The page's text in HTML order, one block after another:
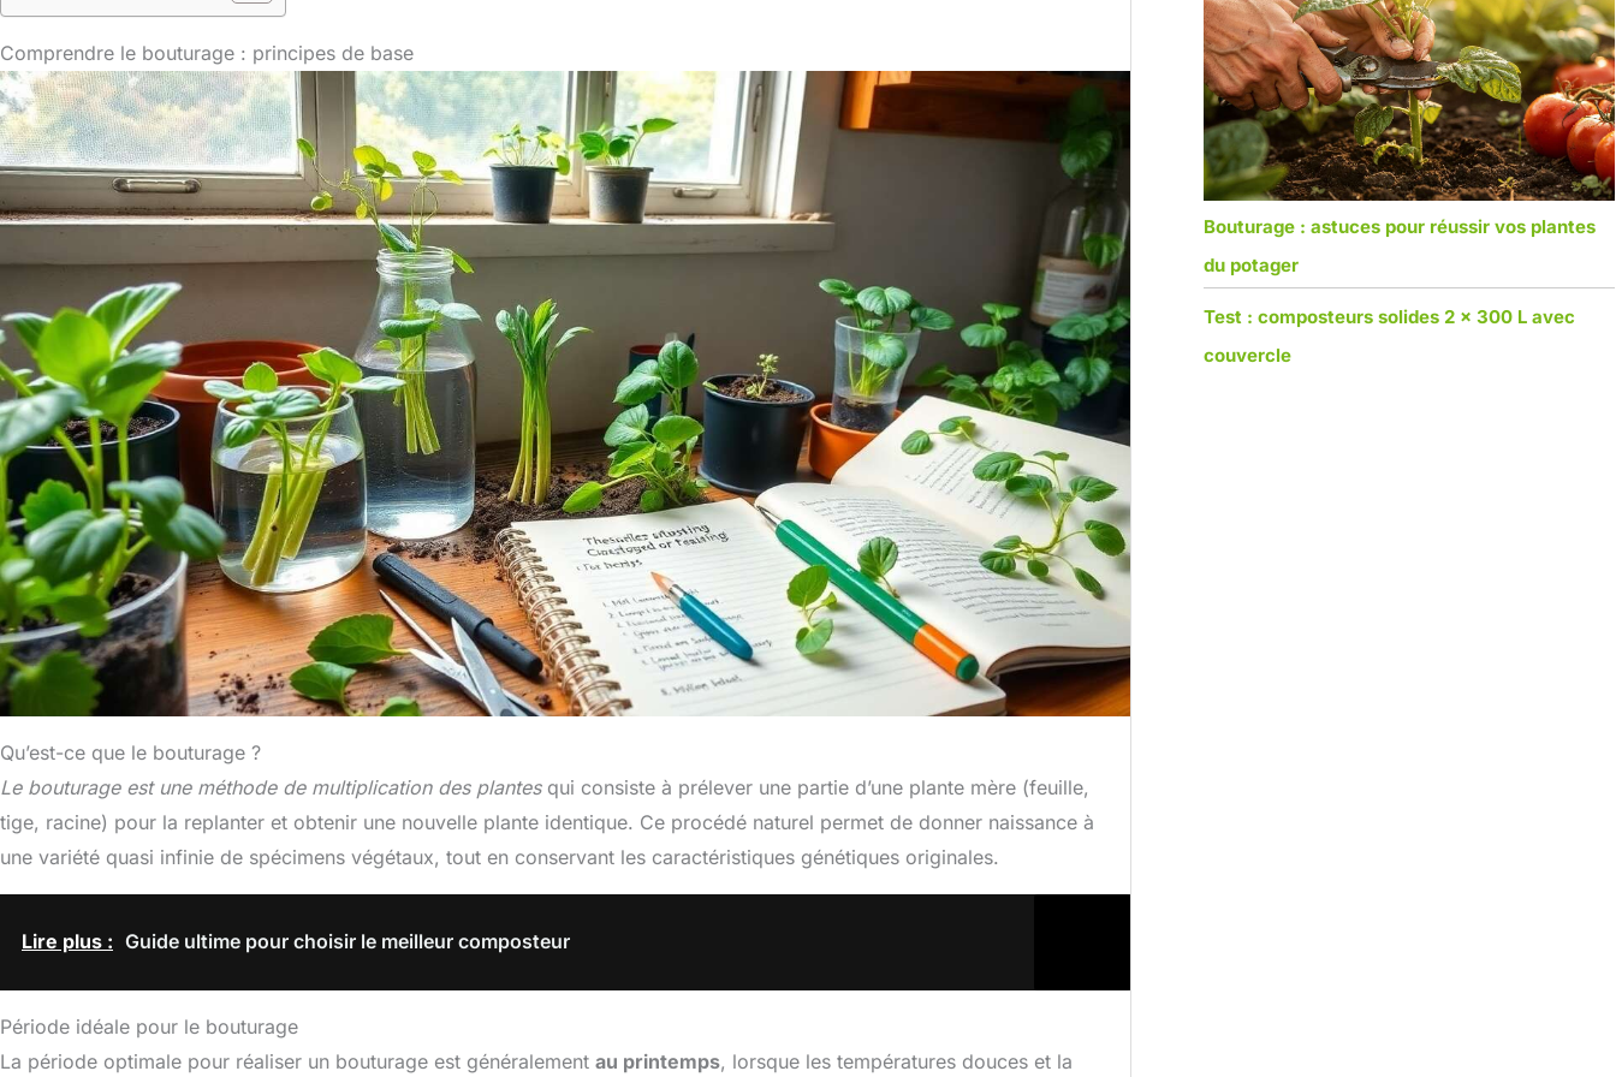
Comprendre le bouturage : principes de base
Qu’est-ce que le bouturage ?
Le bouturage est une méthode de multiplication des plantesqui consiste à prélever une partie d’une plante mère (feuille,
tige, racine) pour la replanter et obtenir une nouvelle plante identique. Ce procédé naturel permet de donner naissance à
une variété quasi infinie de spécimens végétaux, tout en conservant les caractéristiques génétiques originales.
Lire plus : Guide ultime pour choisir le meilleur composteur
Période idéale pour le bouturage
La période optimale pour réaliser un bouturage est généralement au printemps, lorsque les températures douces et la
Bouturage : astuces pour réussir vos plantes
du potager
Test : composteurs solides 2 x 300 L avec
couvercle